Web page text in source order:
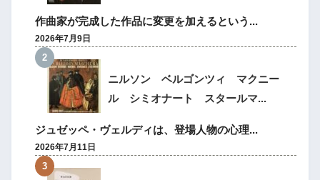
作曲家が完成した作品に変更を加えるという...
2026年7月9日
ニルソン ベルゴンツィ マクニー
ル シミオナート スタールマ...
ジュゼッペ・ヴェルディは、登場人物の心理...
2026年7月11日